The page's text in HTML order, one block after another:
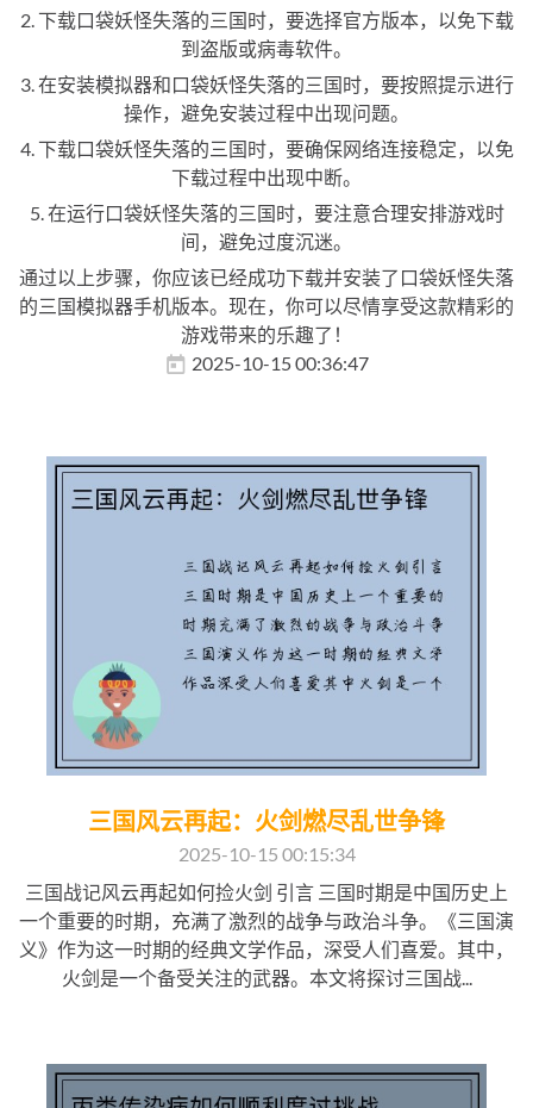
2. 下载口袋妖怪失落的三国时，要选择官方版本，以免下载
到盗版或病毒软件。
3. 在安装模拟器和口袋妖怪失落的三国时，要按照提示进行
操作，避免安装过程中出现问题。
4. 下载口袋妖怪失落的三国时，要确保网络连接稳定，以免
下载过程中出现中断。
5. 在运行口袋妖怪失落的三国时，要注意合理安排游戏时
间，避免过度沉迷。
通过以上步骤，你应该已经成功下载并安装了口袋妖怪失落
的三国模拟器手机版本。现在，你可以尽情享受这款精彩的
游戏带来的乐趣了！
2025-10-15 00:36:47
三国风云再起：火剑燃尽乱世争锋
2025-10-15 00:15:34
三国战记风云再起如何捡火剑 引言 三国时期是中国历史上
一个重要的时期，充满了激烈的战争与政治斗争。《三国演
义》作为这一时期的经典文学作品，深受人们喜爱。其中，
火剑是一个备受关注的武器。本文将探讨三国战...